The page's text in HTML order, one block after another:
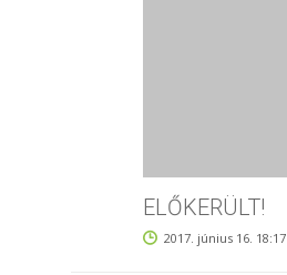
ELŐKERÜLT!
2017. június 16. 18:17